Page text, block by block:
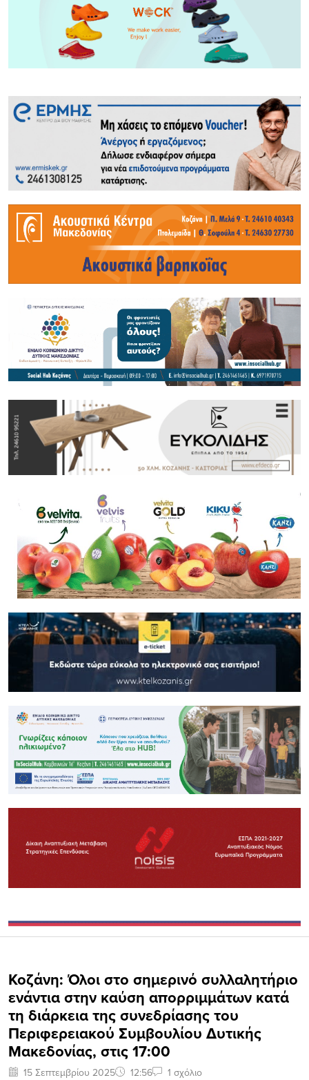
Κοζάνη: Όλοι στο σημερινό συλλαλητήριο
ενάντια στην καύση απορριμμάτων κατά
τη διάρκεια της συνεδρίασης του
Περιφερειακού Συμβουλίου Δυτικής
Μακεδονίας, στις 17:00
15 Σεπτεμβρίου 2025 12:56 1 σχόλιο